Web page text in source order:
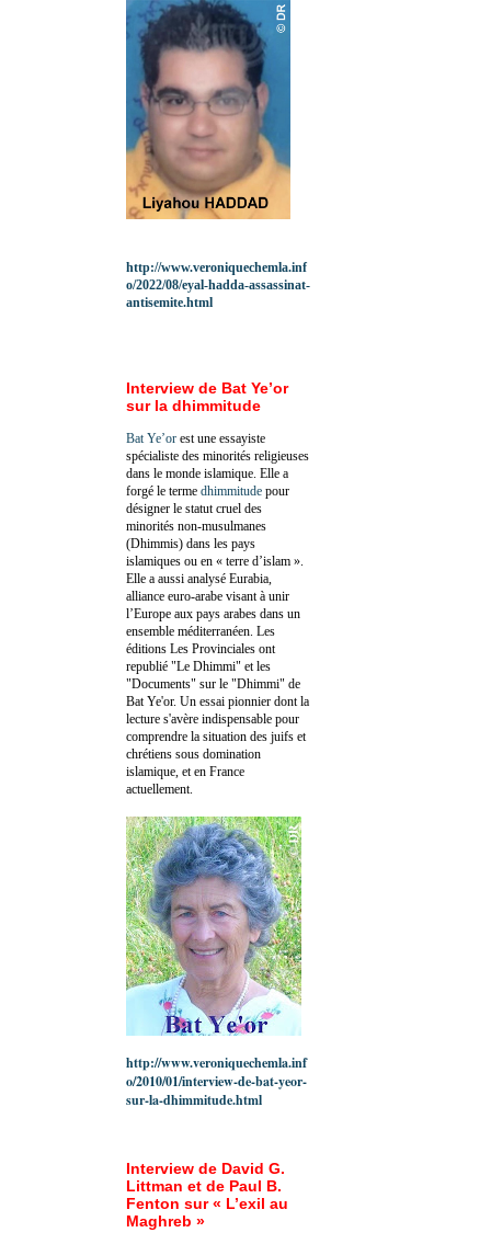
http://www.veroniquechemla.inf
o/2022/08/eyal-hadda-assassinat-
antisemite.html
Interview de Bat Ye’or
sur la dhimmitude
Bat Ye’or est une essayiste
spécialiste des minorités religieuses
dans le monde islamique. Elle a
forgé le terme dhimmitude pour
désigner le statut cruel des
minorités non-musulmanes
(Dhimmis) dans les pays
islamiques ou en « terre d’islam ».
Elle a aussi analysé Eurabia,
alliance euro-arabe visant à unir
l’Europe aux pays arabes dans un
ensemble méditerranéen. Les
éditions Les Provinciales ont
republié "Le Dhimmi" et les
"Documents" sur le "Dhimmi" de
Bat Ye'or. Un essai pionnier dont la
lecture s'avère indispensable pour
comprendre la situation des juifs et
chrétiens sous domination
islamique, et en France
actuellement.
http://www.veroniquechemla.inf
o/2010/01/interview-de-bat-yeor-
sur-la-dhimmitude.html
Interview de David G.
Littman et de Paul B.
Fenton sur « L’exil au
Maghreb »